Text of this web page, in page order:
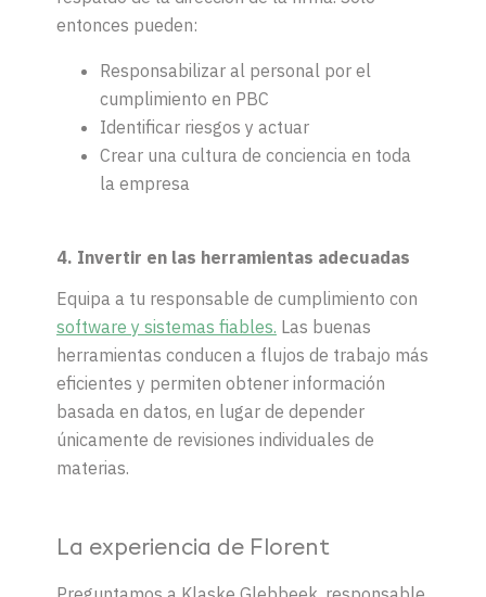
entonces pueden:
Responsabilizar al personal por el
cumplimiento en PBC
Identificar riesgos y actuar
Crear una cultura de conciencia en toda
la empresa
4. Invertir en las herramientas adecuadas
Equipa a tu responsable de cumplimiento con
software y sistemas fiables. Las buenas
herramientas conducen a flujos de trabajo más
eficientes y permiten obtener información
basada en datos, en lugar de depender
únicamente de revisiones individuales de
materias.
La experiencia de Florent